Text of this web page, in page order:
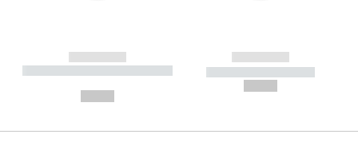
------------
----------- ----------- --------
------------
----------- -----------